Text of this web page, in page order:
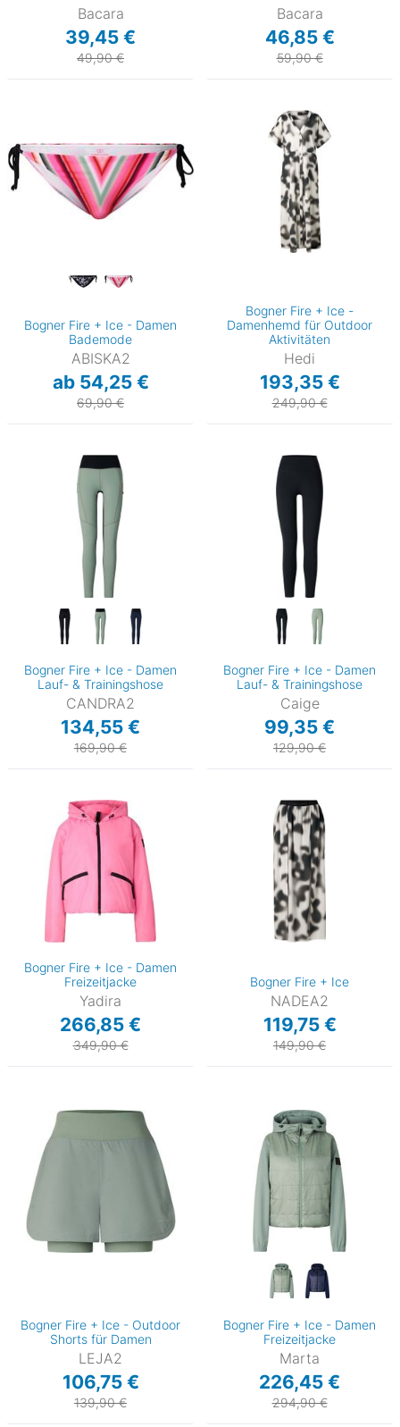
Bacara
39,45 €
49,90 €
Bacara
46,85 €
59,90 €
Bogner Fire + Ice - Damen
Bademode
ABISKA2
ab 54,25 €
69,90 €
Bogner Fire + Ice -
Damenhemd für Outdoor
Aktivitäten
Hedi
193,35 €
249,90 €
Bogner Fire + Ice - Damen
Lauf- & Trainingshose
CANDRA2
134,55 €
169,90 €
Bogner Fire + Ice - Damen
Lauf- & Trainingshose
Caige
99,35 €
129,90 €
Bogner Fire + Ice - Damen
Freizeitjacke
Yadira
266,85 €
349,90 €
Bogner Fire + Ice
NADEA2
119,75 €
149,90 €
Bogner Fire + Ice - Outdoor
Shorts für Damen
LEJA2
106,75 €
139,90 €
Bogner Fire + Ice - Damen
Freizeitjacke
Marta
226,45 €
294,90 €